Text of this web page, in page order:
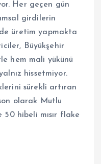
Her geçen gün
girdilerin
üretim yapmakta
Büyükşehir
hem mali yükünü
hissetmiyor.
sürekli artıran
olarak Mutlu
hibeli mısır flake